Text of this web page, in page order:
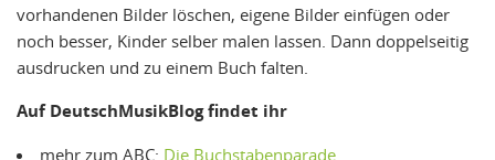
vorhandenen Bilder löschen, eigene Bilder einfügen oder
noch besser, Kinder selber malen lassen. Dann doppelseitig
ausdrucken und zu einem Buch falten.
Auf DeutschMusikBlog findet ihr
mehr zum ABC: Die Buchstabenparade